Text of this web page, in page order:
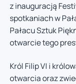
z inauguracją
spotkaniach w
Pałacu Sztuk
otwarcie tego
Król Filip VI i
otwarcia oraz